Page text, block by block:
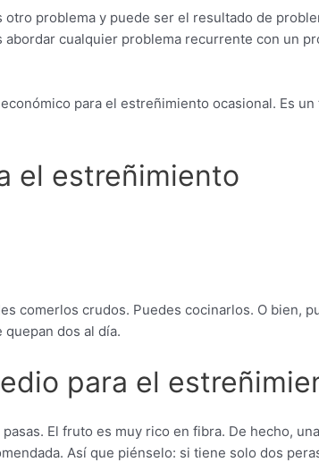
problema y puede ser el resultado de
cualquier problema recurrente con un
para el estreñimiento ocasional. Es
el estreñimiento
comerlos crudos. Puedes cocinarlos. O bien,
dos al día.
para el
El fruto es muy rico en fibra. De hecho,
Así que piénselo: si tiene solo dos